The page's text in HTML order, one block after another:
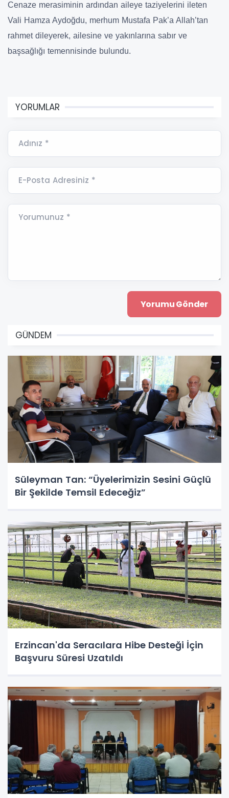
Cenaze merasiminin ardından aileye taziyelerini ileten
Vali Hamza Aydoğdu, merhum Mustafa Pak’a Allah’tan
rahmet dileyerek, ailesine ve yakınlarına sabır ve
başsağlığı temennisinde bulundu.
YORUMLAR
Adınız *
E-Posta Adresiniz *
Yorumunuz *
GÜNDEM
Süleyman Tan: “Üyelerimizin Sesini Güçlü
Bir Şekilde Temsil Edeceğiz”
Erzincan'da Seracılara Hibe Desteği İçin
Başvuru Süresi Uzatıldı